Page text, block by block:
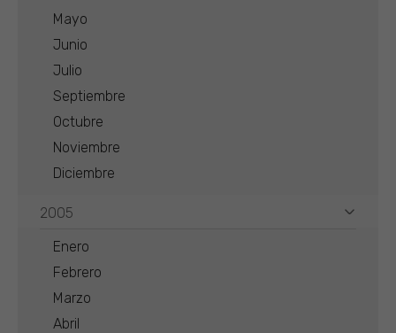
Mayo
Junio
Julio
Septiembre
Octubre
Noviembre
Diciembre
2005
Enero
Febrero
Marzo
Abril